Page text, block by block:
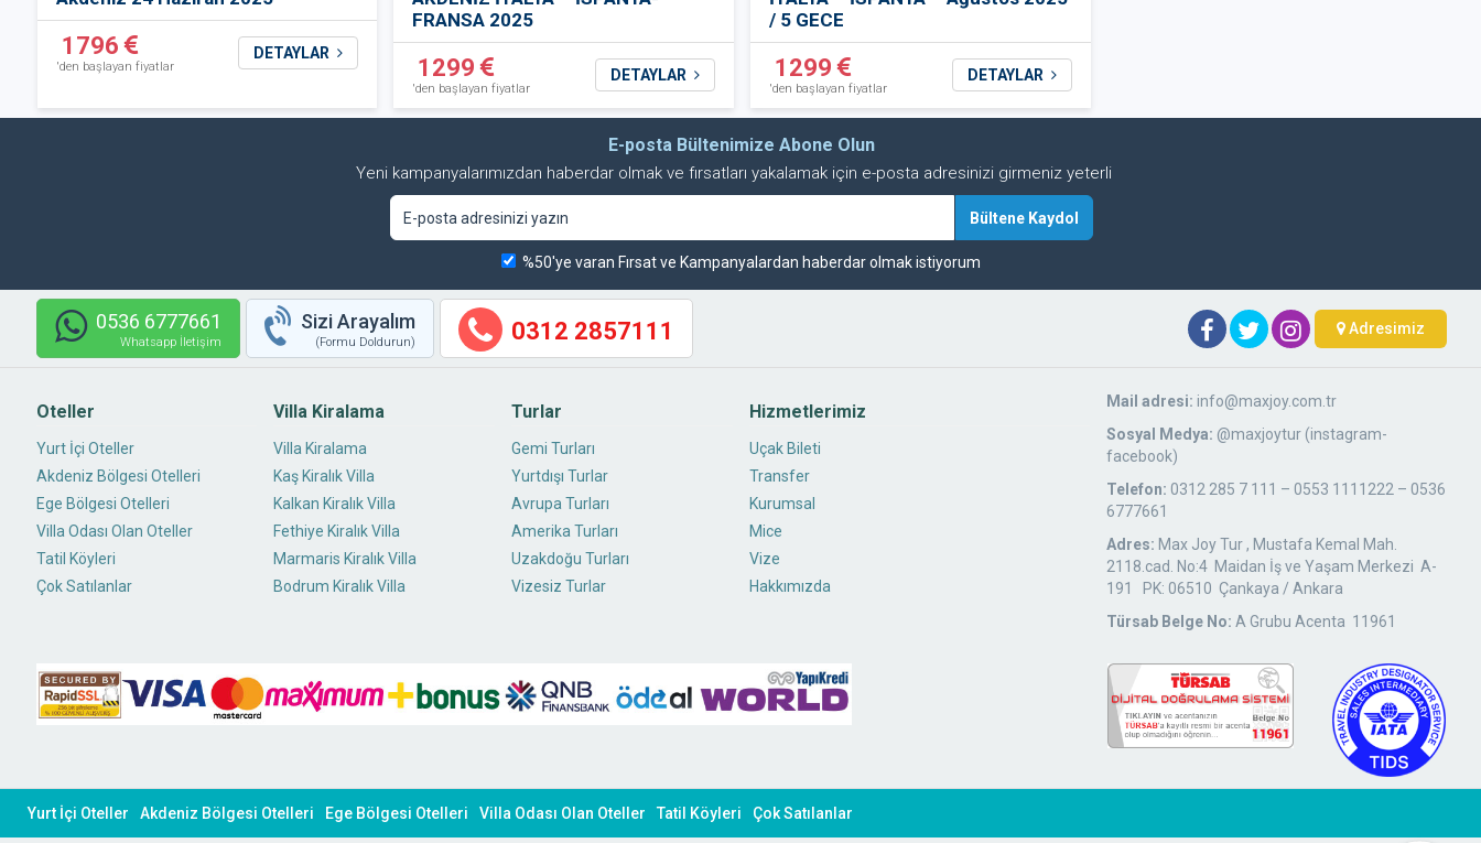
1796
'den başlayan fiyatlar
DETAYLAR
FRANSA 2025
1299
'den başlayan fiyatlar
DETAYLAR
/ 5 GECE
1299
'den başlayan fiyatlar
DETAYLAR
E-posta Bültenimize Abone Olun
Yeni kampanyalarımızdan haberdar olmak ve fırsatları yakalamak için e-posta adresinizi girmeniz yeterli
%50'ye varan Fırsat ve Kampanyalardan haberdar olmak istiyorum
0536 6777661
Whatsapp İletişim
Sizi Arayalım
(Formu Doldurun) 0312 2857111 Adresimiz
Oteller
Yurt İçi Oteller
Akdeniz Bölgesi Otelleri
Ege Bölgesi Otelleri
Villa Odası Olan Oteller
Tatil Köyleri
Çok Satılanlar
Villa Kiralama
Villa Kiralama
Kaş Kiralık Villa
Kalkan Kiralık Villa
Fethiye Kiralık Villa
Marmaris Kiralık Villa
Bodrum Kiralık Villa
Turlar
Gemi Turları
Yurtdışı Turlar
Avrupa Turları
Amerika Turları
Uzakdoğu Turları
Vizesiz Turlar
Hizmetlerimiz
Uçak Bileti
Transfer
Kurumsal
Mice
Vize
Hakkımızda
Mail adresi: info@maxjoy.com.tr
Sosyal Medya: @maxjoytur (instagram-
facebook)
Telefon: 0312 285 7 111 – 0553 1111222 – 0536
6777661
Adres: Max Joy Tur , Mustafa Kemal Mah.
2118.cad. No:4 Maidan İş ve Yaşam Merkezi A-
191 PK: 06510 Çankaya / Ankara
Türsab Belge No: A Grubu Acenta 11961
Yurt İçi Oteller Akdeniz Bölgesi Otelleri Ege Bölgesi Otelleri Villa Odası Olan Oteller Tatil Köyleri Çok Satılanlar